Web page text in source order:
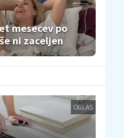
mesecev po
ni zaceljen
OGLAS